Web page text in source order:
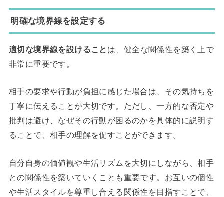
明確な境界線を設定する
適切な境界線を設けること は、健全な関係性を築く上で
非常に重要です。
相手の要求や行動が負担に感じた場合は、その気持ちを
丁寧に伝えることが大切です。ただし、一方的な否定や
批判は避け、なぜその行動が困るのかを具体的に説明す
ることで、相手の理解を促すことができます。
自分自身の価値観や生活リズムを大切にしながら、相手
との関係性を築いていくことも重要です。お互いの個性
や生活スタイルを尊重し合える関係性を目指すことで、